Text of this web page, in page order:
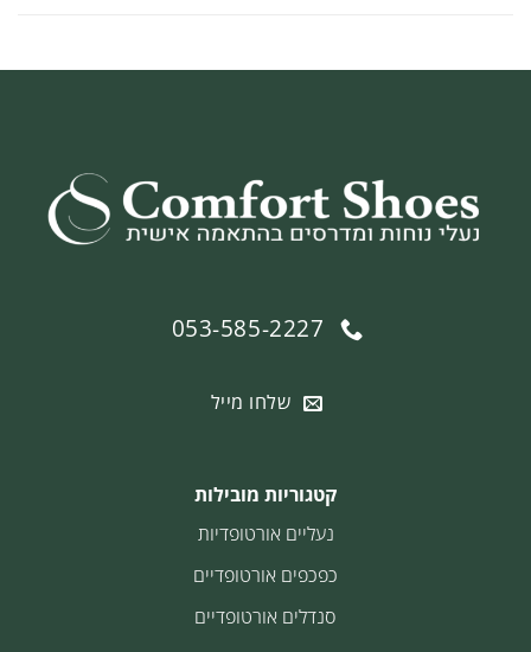
053-585-2227
שלחו מייל
קטגוריות מובילות
נעליים אורטופדיות
כפכפים אורטופדיים
סנדלים אורטופדיים